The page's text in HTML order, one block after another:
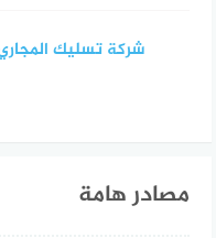
شركة تسليك
مصادر هامة